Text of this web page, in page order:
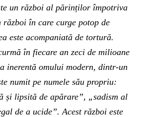
un război al părinților împotriva
în care curge potop de
este acompaniată de tortură.
în fiecare an zeci de milioane
inerentă omului modern, dintr-un
numit pe numele său propriu:
și lipsită de apărare”, „sadism al
de a ucide”. Acest război este